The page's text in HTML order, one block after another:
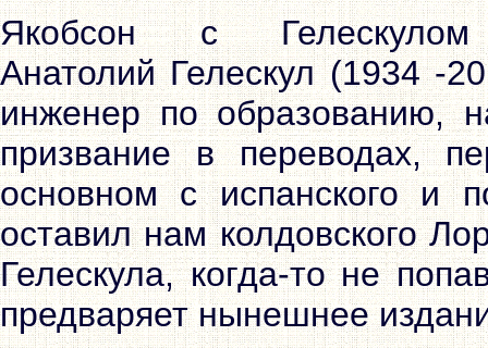
Якобсон с
Анатолий Гелескул (1934 -
инженер по образованию,
призвание в переводах,
основном с испанского и
оставил нам колдовского
Гелескула, когда-то не
предваряет нынешнее